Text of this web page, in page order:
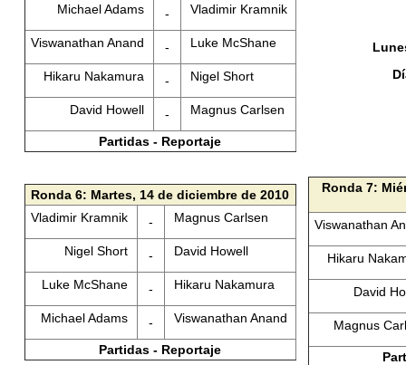
Michael Adams
- Vladimir Kramnik
Viswanathan Anand - Luke McShane
Hikaru Nakamura - Nigel Short
David Howell - Magnus Carlsen
Partidas - Reportaje
Ronda 6: Martes, 14 de diciembre de 2010
Vladimir Kramnik
- Magnus Carlsen
Nigel Short - David Howell
Luke McShane - Hikaru Nakamura
Michael Adams - Viswanathan Anand
Partidas - Reportaje
Ronda 7:
Viswanathan
Hikaru
David
Magnus